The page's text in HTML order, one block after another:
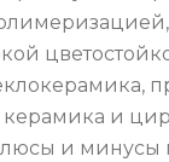
керамика и
и минусы